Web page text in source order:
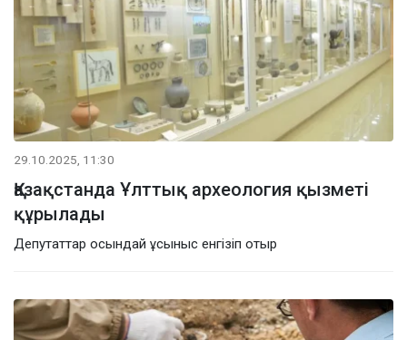
29.10.2025, 11:30
Қазақстанда Ұлттық археология қызметі
құрылады
Депутаттар осындай ұсыныс енгізіп отыр